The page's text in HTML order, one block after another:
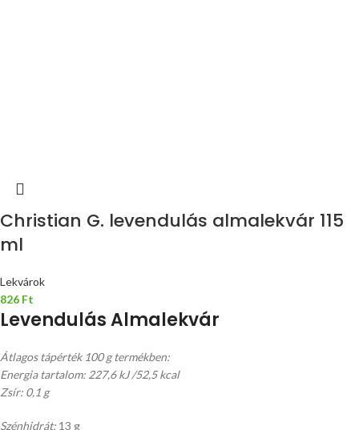
Christian G. levendulás almalekvár 115
ml
Lekvárok
826 Ft
Levendulás Almalekvár
Átlagos tápérték 100 g termékben:
Energia tartalom: 227,6 kJ /52,5 kcal
Zsír: 0,1 g
Szénhidrát: 13 g